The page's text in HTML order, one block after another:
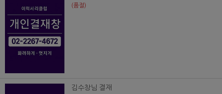
(품절)
김수창님 결재